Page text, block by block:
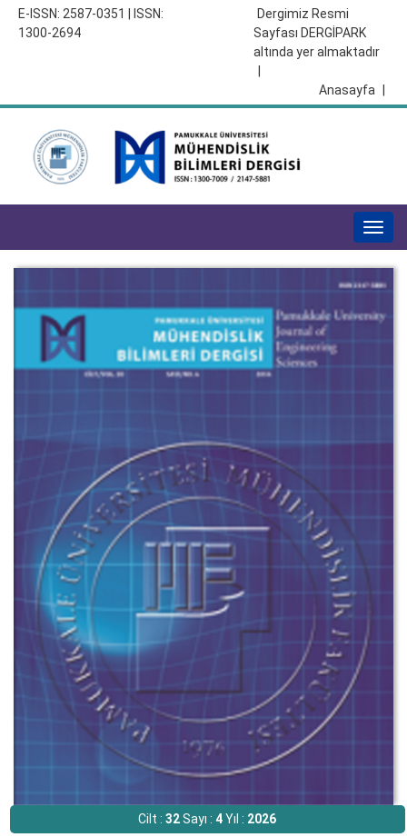
E-ISSN: 2587-0351 | ISSN:
1300-2694
Dergimiz Resmi
Sayfası DERGİPARK
altında yer almaktadır
Anasayfa
Cilt :32Sayı :4Yıl : 2026